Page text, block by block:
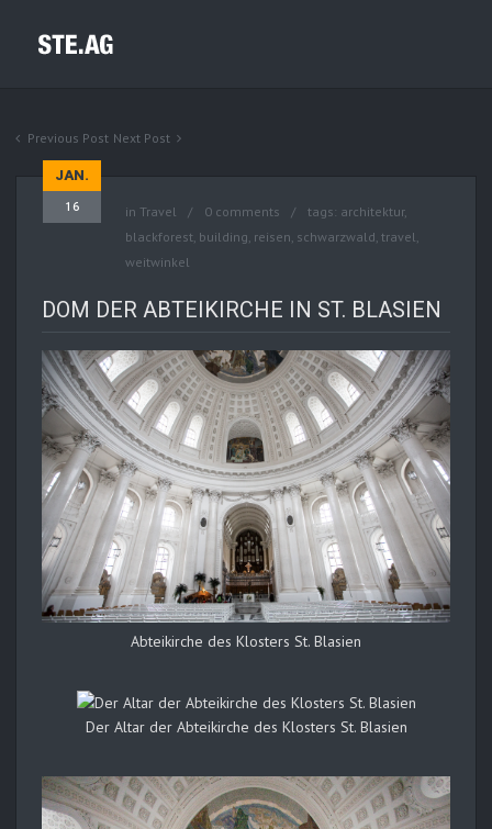
Previous Post Next Post
JAN.
16 in Travel 0 comments tags: architektur,
blackforest, building, reisen, schwarzwald, travel,
weitwinkel
DOM DER ABTEIKIRCHE IN ST. BLASIEN
Abteikirche des Klosters St. Blasien
Der Altar der Abteikirche des Klosters St. Blasien